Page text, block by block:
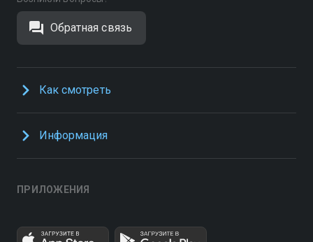
Обратная связь
Как смотреть
Информация
ПРИЛОЖЕНИЯ